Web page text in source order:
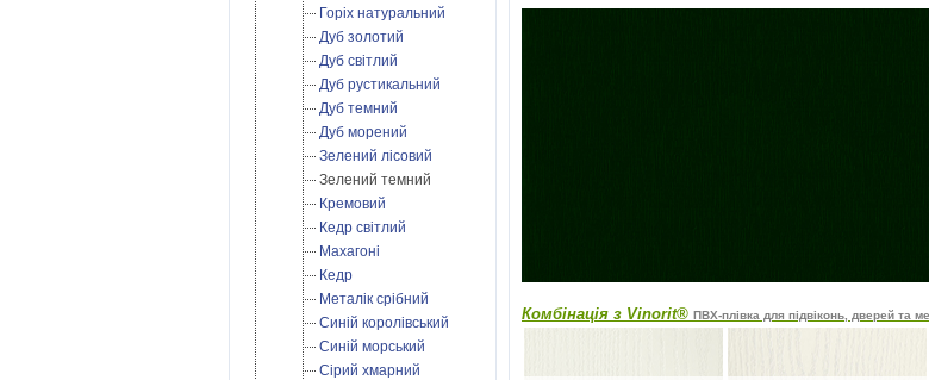
Комбінація з Vinorit® ПВХ-плівка для підвіконь, дверей та
Горіх натуральний
Дуб золотий
Дуб світлий
Дуб рустикальний
Дуб темний
Дуб морений
Зелений лісовий
Зелений темний
Кремовий
Кедр світлий
Махагоні
Кедр
Металік срібний
Синій королівський
Синій морський
Сірий хмарний